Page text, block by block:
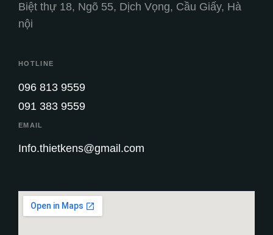
Biệt thự 18, Ngõ 55, Dịch Vọng, Cầu Giấy, Hà
nội
HOTLINE
096 813 9559
091 383 9559
EMAIL
Info.thietkens@gmail.com